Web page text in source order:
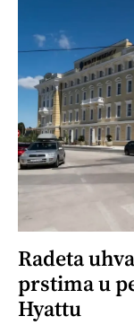
Radeta
prstima u
Hyattu